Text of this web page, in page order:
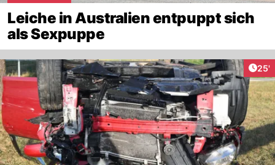
Leiche in Australien entpuppt sich
als Sexpuppe
25'